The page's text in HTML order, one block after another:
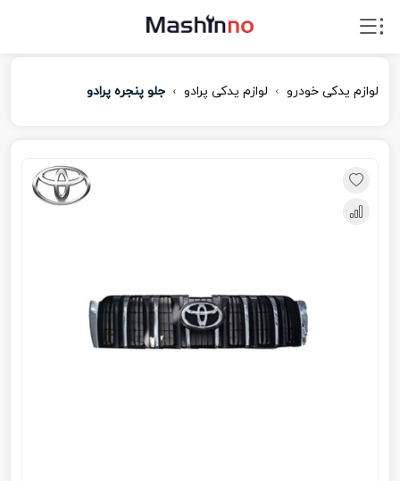
لوازم یدکی خودرو لوازم یدکی پرادو جلو پنجره پرادو